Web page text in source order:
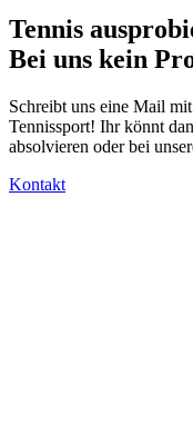
Tennis
Bei uns kein
Schreibt uns eine Mail
Tennissport! Ihr könnt
absolvieren oder bei
Kontakt